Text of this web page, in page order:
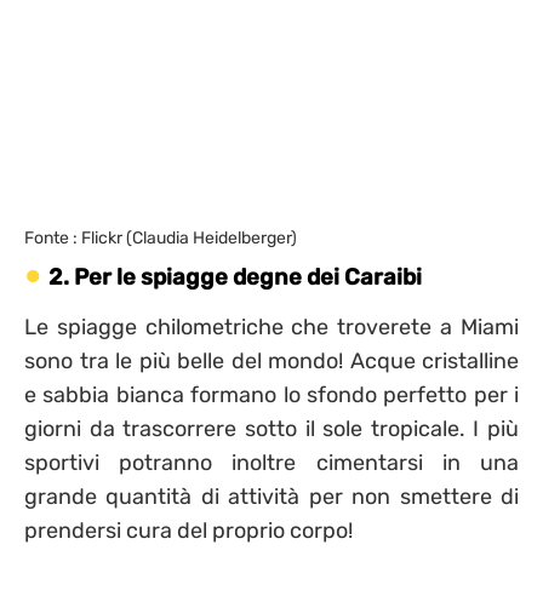
Fonte : Flickr (Claudia Heidelberger)
2. Per le spiagge degne dei Caraibi
Le spiagge chilometriche che troverete a Miami
sono tra le più belle del mondo! Acque cristalline
e sabbia bianca formano lo sfondo perfetto per i
giorni da trascorrere sotto il sole tropicale. I più
sportivi potranno inoltre cimentarsi in una
grande quantità di attività per non smettere di
prendersi cura del proprio corpo!